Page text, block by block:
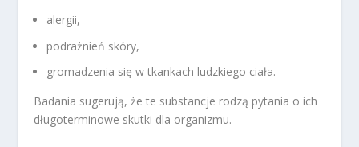
alergii,
podrażnień skóry,
gromadzenia się w tkankach ludzkiego ciała.
Badania sugerują, że te substancje rodzą pytania o ich
długoterminowe skutki dla organizmu.